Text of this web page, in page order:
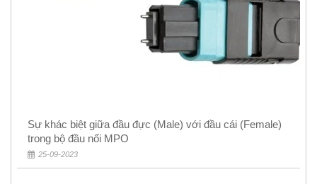
Sự khác biệt giữa đầu đực (Male) với đầu cái (Female)
trong bộ đầu nối MPO
25-09-2023